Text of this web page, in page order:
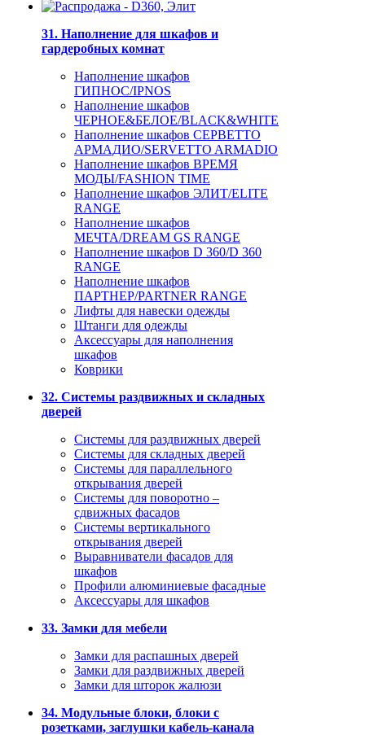
31. Наполнение для шкафов и
гардеробных комнат
Наполнение шкафов
ГИПНОС/IPNOS
Наполнение шкафов
ЧЕРНОЕ&БЕЛОЕ/BLACK&WHITE
Наполнение шкафов СЕРВЕТТО
АРМАДИО/SERVETTO ARMADIO
Наполнение шкафов ВРЕМЯ
МОДЫ/FASHION TIME
Наполнение шкафов ЭЛИТ/ELITE
RANGE
Наполнение шкафов
МЕЧТА/DREAM GS RANGE
Наполнение шкафов D 360/D 360
RANGE
Наполнение шкафов
ПАРТНЕР/PARTNER RANGE
Лифты для навески одежды
Штанги для одежды
Аксессуары для наполнения
шкафов
Коврики
32. Системы раздвижных и складных
дверей
Системы для раздвижных дверей
Системы для складных дверей
Системы для параллельного
открывания дверей
Системы для поворотно –
сдвижных фасадов
Системы вертикального
открывания дверей
Выравниватели фасадов для
шкафов
Профили алюминиевые фасадные
Аксессуары для шкафов
33. Замки для мебели
Замки для распашных дверей
Замки для раздвижных дверей
Замки для шторок жалюзи
34. Модульные блоки, блоки с
розетками, заглушки кабель-канала